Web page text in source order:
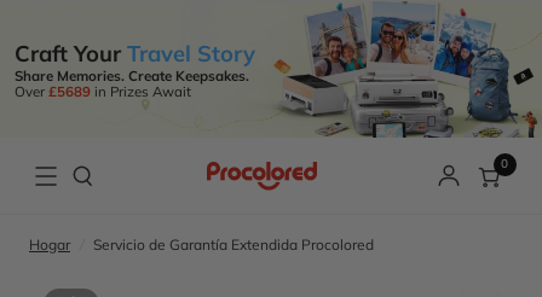
Craft Your Travel Story
Share Memories. Create Keepsakes.
Over £5689 in Prizes Await
0
Hogar Servicio de Garantía Extendida Procolored